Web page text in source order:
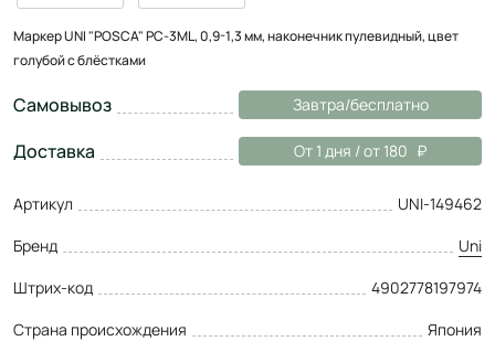
Маркер UNI "POSCA" PC-3ML, 0,9-1,3 мм, наконечник пулевидный, цвет
голубой с блёстками
Самовывоз Завтра/бесплатно
Доставка От 1 дня / от 180
Артикул
UNI-149462
Бренд
Uni
Штрих-код
4902778197974
Страна происхождения
Япония